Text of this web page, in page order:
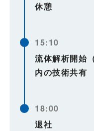
休憩
15:10
流体解析開始
内の技術共有
18:00
退社